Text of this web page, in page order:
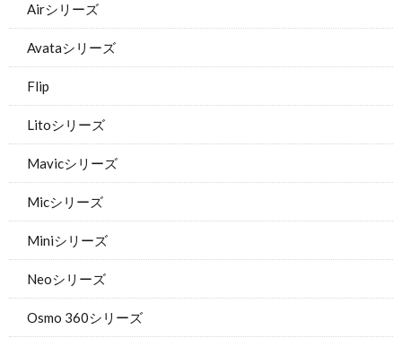
Airシリーズ
Avataシリーズ
Flip
Litoシリーズ
Mavicシリーズ
Micシリーズ
Miniシリーズ
Neoシリーズ
Osmo 360シリーズ